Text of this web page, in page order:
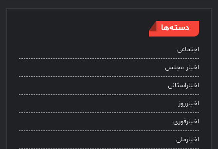
دسته‌ها
اجتماعی
اخبار مجلس
اخباراستانی
اخبارروز
اخبارفوری
اخبارملی